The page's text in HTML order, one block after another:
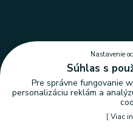
Nastavenie
Súhlas s
Pre správne fungovanie
personalizáciu reklám a
[Viac